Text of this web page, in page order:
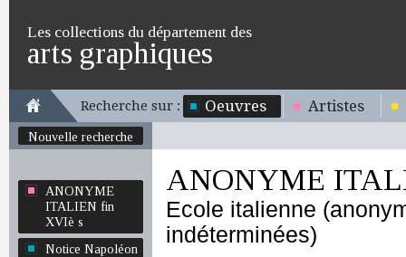
Les collections du département des
arts graphiques
Recherche sur : Oeuvres Artistes
Nouvelle recherche
ANONYME
ITALIEN fin
XVIè s
Notice Napoléon
ANONYME
Ecole italienne
indéterminées)